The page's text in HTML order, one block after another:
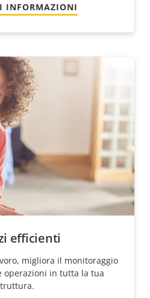
INFORMAZIONI
efficienti
migliora il monitoraggio
operazioni in tutta la tua